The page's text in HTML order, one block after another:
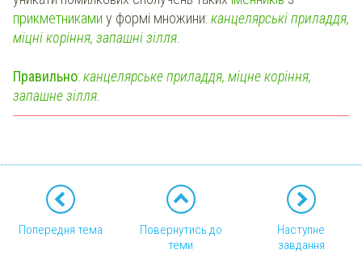
прикметниками у формі множини: канцелярські приладдя,
міцні коріння, запашні зілля.
Правильно: канцелярське приладдя, міцне коріння,
запашне зілля.
Попередня тема
Повернутись до
теми
Наступне
завдання